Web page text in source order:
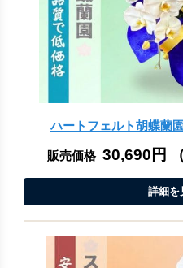
ハートフェルト胡蝶蘭
販売価格 30,690円